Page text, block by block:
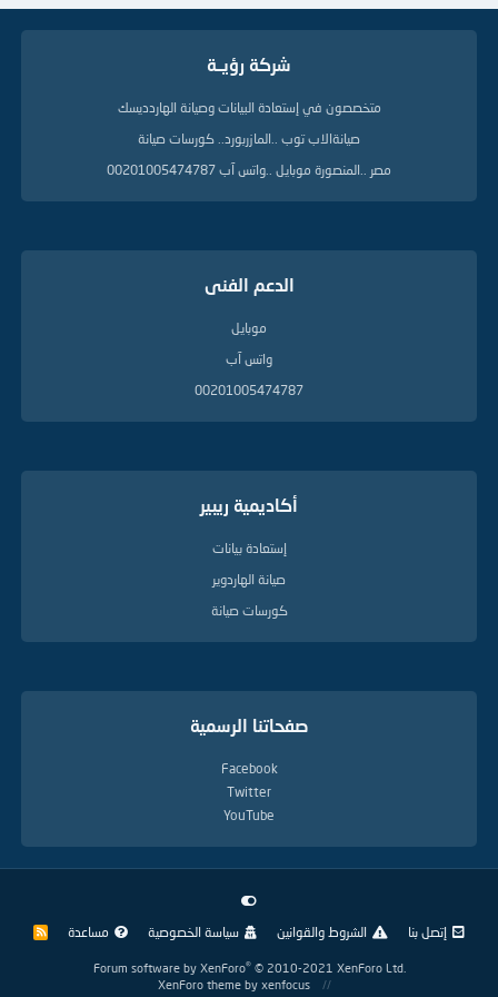
ا
شركة رؤيــة
متخصصون في إستعادة البيانات وصيانة الهاردديسك
صيانةالاب توب ..المازربورد.. كورسات صيانة
مصر ..المنصورة موبايل ..واتس آب 00201005474787
الدعم الفنى
موبايل
واتس آب
00201005474787
أكاديمية ريبير
إستعادة بيانات
صيانة الهاردوير
كورسات صيانة
صفحاتنا الرسمية
Facebook
Twitter
YouTube
إتصل بنا الشروط والقوانين سياسة الخصوصية مساعدة
R
Forum software by XenForo® © 2010-2021 XenForo Ltd.
XenForo theme by xenfocus